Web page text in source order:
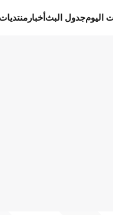
اليومجدول البثأخبار